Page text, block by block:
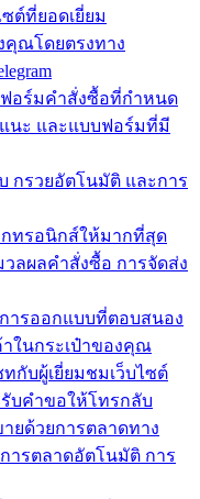
ซต์ที่ยอดเยี่ยม
ณโดยตรงทาง
อร์มคำสั่งซื้อที่กำหนด
นะ และแบบฟอร์มที่มี
กรวยอัตโนมัติ และการ
ทรอนิกส์ให้มากที่สุด
ลผลคำสั่งซื้อ การจัดส่ง
การออกแบบที่ตอบสนอง
ในกระเป๋าของคุณ
ทกับผู้เยี่ยมชมเว็บไซต์
บคำขอให้โทรกลับ
ยด้วยการตลาดทาง
การตลาดอัตโนมัติ การ